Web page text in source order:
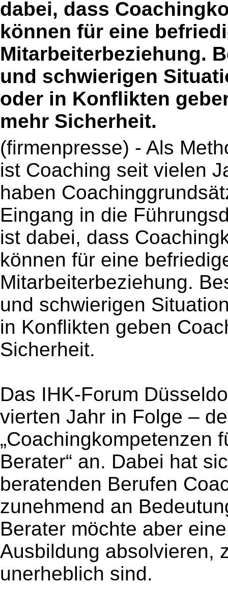
dabei, dass
können für eine
Mitarbeiterbeziehung.
und schwierigen
oder in Konflikten
mehr Sicherheit.
(firmenpresse) - Als
ist Coaching seit vielen
haben
Eingang in die
ist dabei, dass
können für eine
Mitarbeiterbeziehung.
und schwierigen
in Konflikten geben
Sicherheit.
Das IHK-Forum
vierten Jahr in Folge –
„Coachingkompetenzen
Berater“ an. Dabei hat
beratenden Berufen
zunehmend an
Berater möchte aber
Ausbildung absolvieren,
unerheblich sind.